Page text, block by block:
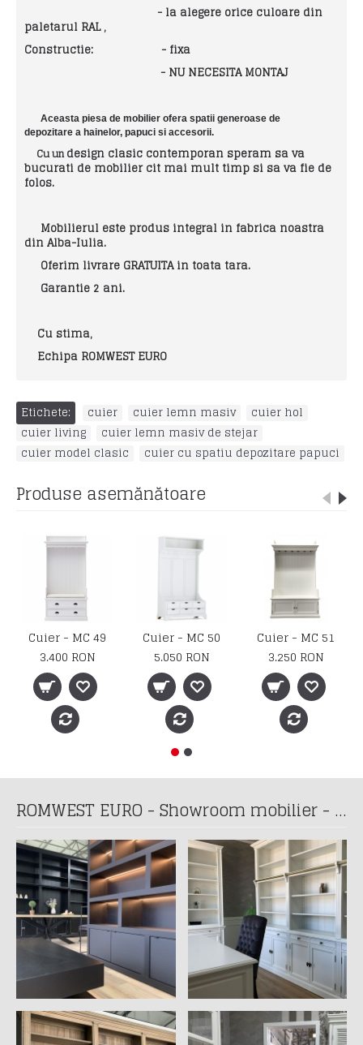
- la alegere orice culoare din
paletarul RAL ,
Constructie: - fixa
- NU NECESITA MONTAJ
Aceasta piesa de mobilier ofera spatii generoase de
depozitare a hainelor, papuci si accesorii.
Cu undesign clasic contemporan speram sa va
bucurati de mobilier cit mai mult timp si sa va fie de
folos.
Mobilierul este produs integral in fabrica noastra
din Alba-Iulia.
Oferim livrare GRATUITA in toata tara.
Garantie 2 ani.
Cu stima,
Echipa ROMWEST EURO
Etichete: cuier cuier lemn masiv cuier hol
cuier living
cuier lemn masiv de stejar
cuier model clasic
cuier cu spatiu depozitare papuci
Produse asemănătoare
Cuier - MC 50
5.050 RON
Cuier - MC 51
3.250 RON
Cuier - MC 52
3.750 RON
ROMWEST EURO - Showroom mobilier - Programare vizita la telefon: 0741 197 939